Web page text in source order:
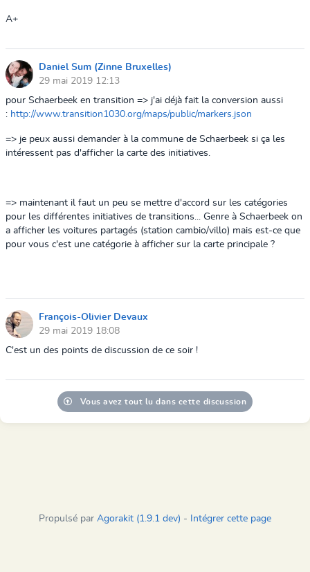
A+
Daniel Sum (Zinne Bruxelles)
29 mai 2019 12:13
pour Schaerbeek en transition => j'ai déjà fait la conversion aussi
: http://www.transition1030.org/maps/public/markers.json
=> je peux aussi demander à la commune de Schaerbeek si ça les
intéressent pas d'afficher la carte des initiatives.
=> maintenant il faut un peu se mettre d'accord sur les catégories
pour les différentes initiatives de transitions... Genre à Schaerbeek on
a afficher les voitures partagés (station cambio/villo) mais est-ce que
pour vous c'est une catégorie à afficher sur la carte principale ?
François-Olivier Devaux
29 mai 2019 18:08
C'est un des points de discussion de ce soir !
Vous avez tout lu dans cette discussion
Propulsé par Agorakit (1.9.1 dev) - Intégrer cette page